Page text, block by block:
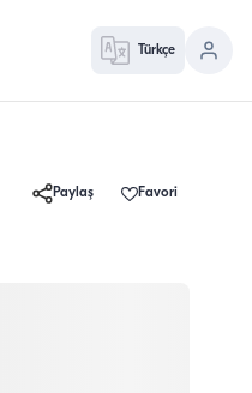
Türkçe
Paylaş Favori